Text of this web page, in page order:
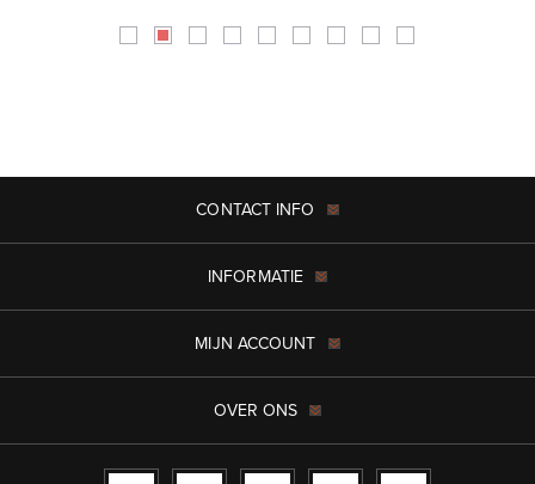
CONTACT INFO
INFORMATIE
MIJN ACCOUNT
OVER ONS